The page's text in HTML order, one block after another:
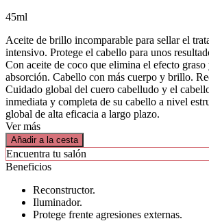
45ml
Aceite de brillo incomparable para sellar el
intensivo. Protege el cabello para unos
Con aceite de coco que elimina el efecto
absorción. Cabello con más cuerpo y brillo.
Cuidado global del cuero cabelludo y el
inmediata y completa de su cabello a nivel
global de alta eficacia a largo plazo.
Ver más
Añadir a la cesta
Encuentra tu salón
Beneficios
Reconstructor.
Iluminador.
Protege frente agresiones externas.